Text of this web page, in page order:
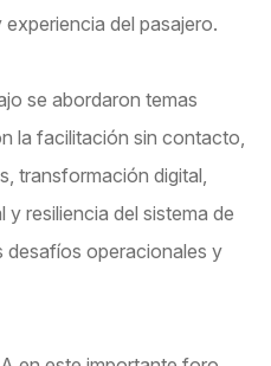
del pasajero.
se abordaron temas
la facilitación sin contacto,
transformación digital,
resiliencia del sistema de
operacionales y